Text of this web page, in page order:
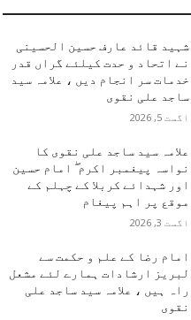
شہید قائد عارف حسین الحسینی
نے اتحاد و حدت کیلئے گراں قدر
خدمات سر انجام دیں ، علامہ سید
ساجد علی نقوی
اگست 5, 2026
علامہ سید ساجد علی نقوی کا
نواسہ پیغمبر اکرم ۖ امام حسین
اور شہدائے کربلا کے چہلم کے
موقع پر اہم پیغام
اگست 3, 2026
امام رضا کے علم و حکمت سے
لبریز ارشادات ہمارے لئے مشعل
راہ ہیں ، علامہ سید ساجد علی
نقوی